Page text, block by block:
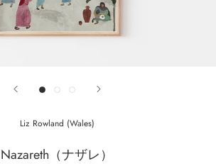
Liz Rowland (Wales)
Nazareth（ナザレ）